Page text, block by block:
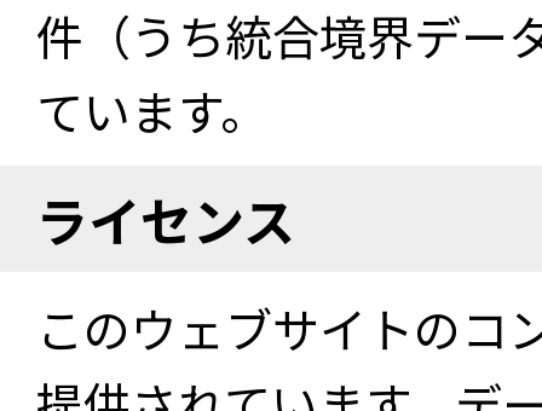
件（うち統合境界デー
ています。
ライセンス
このウェブサイトのコ